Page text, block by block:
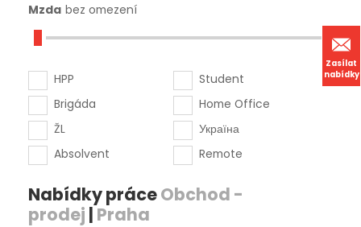
Zasílat
nabídky
Mzda bez omezení
HPP
Brigáda
ŽL
Absolvent
Student
Home Office
Україна
Remote
Nabídky práceObchod -
prodej | Praha